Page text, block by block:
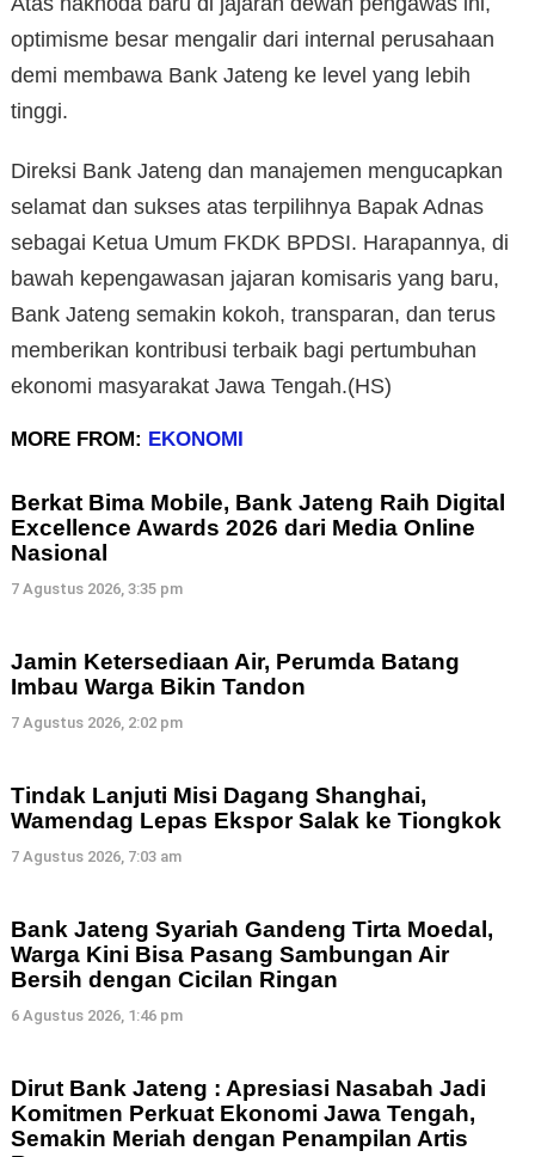
optimisme besar mengalir dari internal perusahaan
demi membawa Bank Jateng ke level yang lebih
tinggi.
Direksi Bank Jateng dan manajemen mengucapkan
selamat dan sukses atas terpilihnya Bapak Adnas
sebagai Ketua Umum FKDK BPDSI. Harapannya, di
bawah kepengawasan jajaran komisaris yang baru,
Bank Jateng semakin kokoh, transparan, dan terus
memberikan kontribusi terbaik bagi pertumbuhan
ekonomi masyarakat Jawa Tengah.(HS)
MORE FROM: EKONOMI
Berkat Bima Mobile, Bank Jateng Raih Digital
Excellence Awards 2026 dari Media Online
Nasional
7 Agustus 2026, 3:35 pm
Jamin Ketersediaan Air, Perumda Batang
Imbau Warga Bikin Tandon
7 Agustus 2026, 2:02 pm
Tindak Lanjuti Misi Dagang Shanghai,
Wamendag Lepas Ekspor Salak ke Tiongkok
7 Agustus 2026, 7:03 am
Bank Jateng Syariah Gandeng Tirta Moedal,
Warga Kini Bisa Pasang Sambungan Air
Bersih dengan Cicilan Ringan
6 Agustus 2026, 1:46 pm
Dirut Bank Jateng : Apresiasi Nasabah Jadi
Komitmen Perkuat Ekonomi Jawa Tengah,
Semakin Meriah dengan Penampilan Artis